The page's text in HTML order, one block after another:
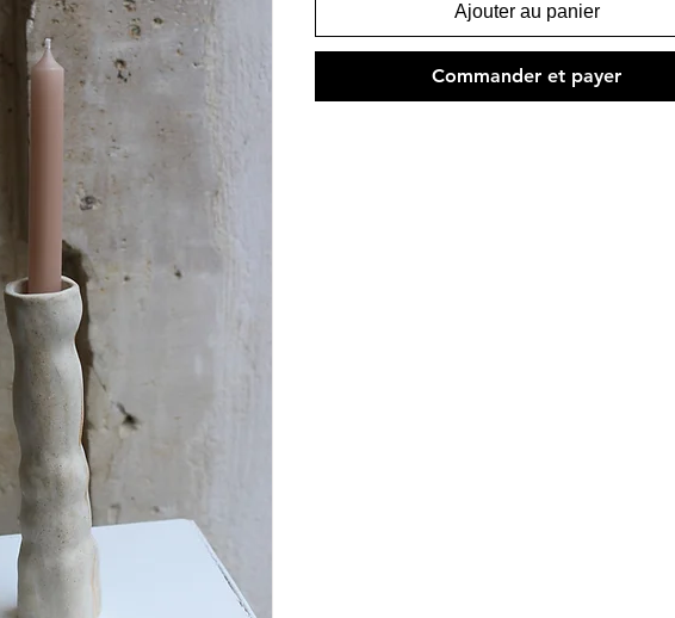
Ajouter au panier
Commander et payer